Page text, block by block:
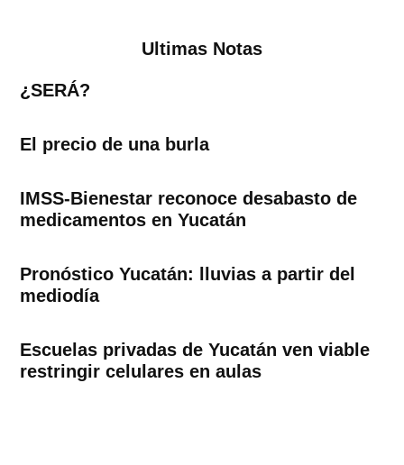
Ultimas Notas
¿SERÁ?
El precio de una burla
IMSS-Bienestar reconoce desabasto de
medicamentos en Yucatán
Pronóstico Yucatán: lluvias a partir del
mediodía
Escuelas privadas de Yucatán ven viable
restringir celulares en aulas